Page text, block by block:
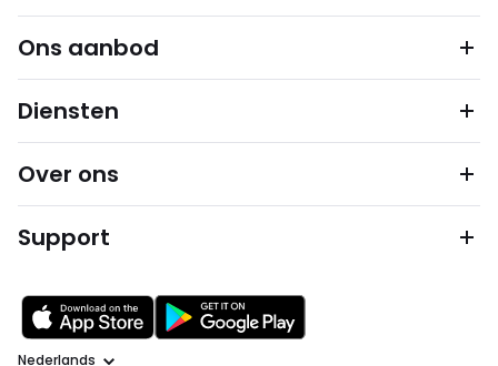
Ons aanbod
Diensten
Over ons
Support